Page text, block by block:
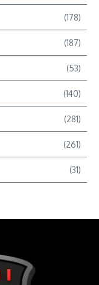
(178)
(187)
(53)
(140)
(281)
(261)
(31)